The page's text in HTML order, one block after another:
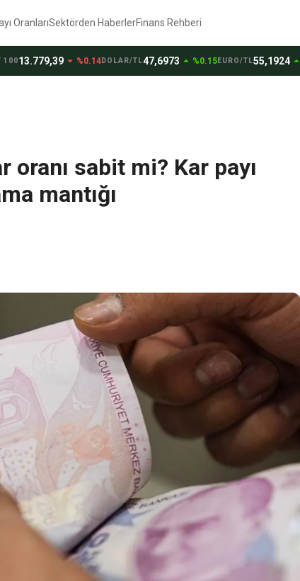
OranlarıSektörden HaberlerFinans Rehberi
arrow_drop_down%0.14 DOLAR/TL47,6973arrow_drop_up%0.15 EURO/TL 55,1924arrow_drop_up%0.33
oranı sabit mi? Kar payı
mantığı